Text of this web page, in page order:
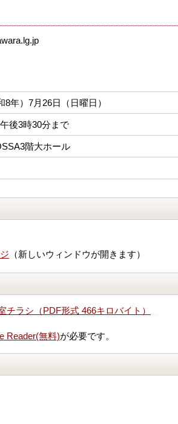
8年）7月26日（日曜日）
後3時30分まで
階大ホール
（新しいウィンドウが開きます）
チラシ（PDF形式 466キロバイト）
Reader(無料)が必要です。